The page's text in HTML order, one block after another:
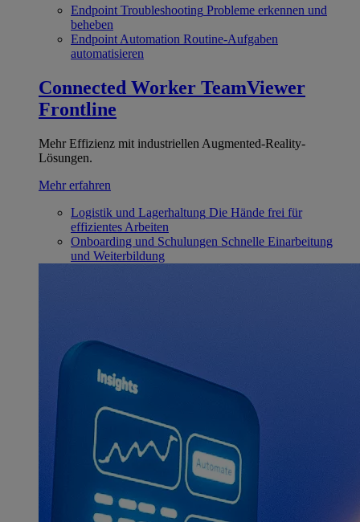
Endpoint Troubleshooting Probleme erkennen und
beheben
Endpoint Automation Routine-Aufgaben
automatisieren
Connected Worker TeamViewer
Frontline
Mehr Effizienz mit industriellen Augmented-Reality-
Lösungen.
Mehr erfahren
Logistik und Lagerhaltung Die Hände frei für
effizientes Arbeiten
Onboarding und Schulungen Schnelle Einarbeitung
und Weiterbildung